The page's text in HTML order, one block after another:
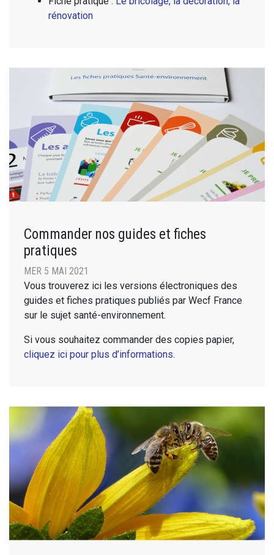
rénovation
Commander nos guides et fiches
pratiques
MER 5 MAI 2021
Vous trouverez ici les versions électroniques des
guides et fiches pratiques publiés par Wecf France
sur le sujet santé-environnement.
Si vous souhaitez commander des copies papier,
cliquez ici pour plus d’informations.